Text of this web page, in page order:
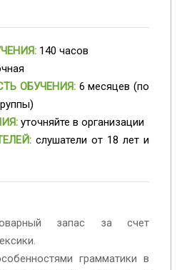
140 часов
ОБУЧЕНИЯ: 6 месяцев (по
уточняйте в организации
слушатели от 18 лет и
запас за счет
грамматики в